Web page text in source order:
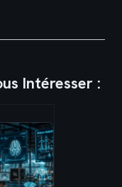
Intéresser :